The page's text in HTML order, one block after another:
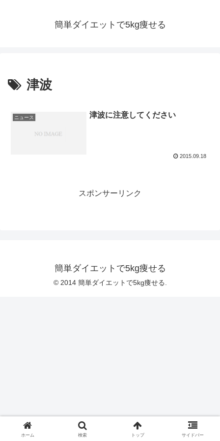
簡単ダイエットで5kg痩せる
津波
ニュース 津波に注意してください
2015.09.18
スポンサーリンク
簡単ダイエットで5kg痩せる
© 2014 簡単ダイエットで5kg痩せる.
ホーム 検索 トップ サイドバー